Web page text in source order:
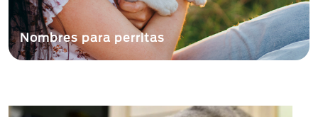
Nombres para perritas